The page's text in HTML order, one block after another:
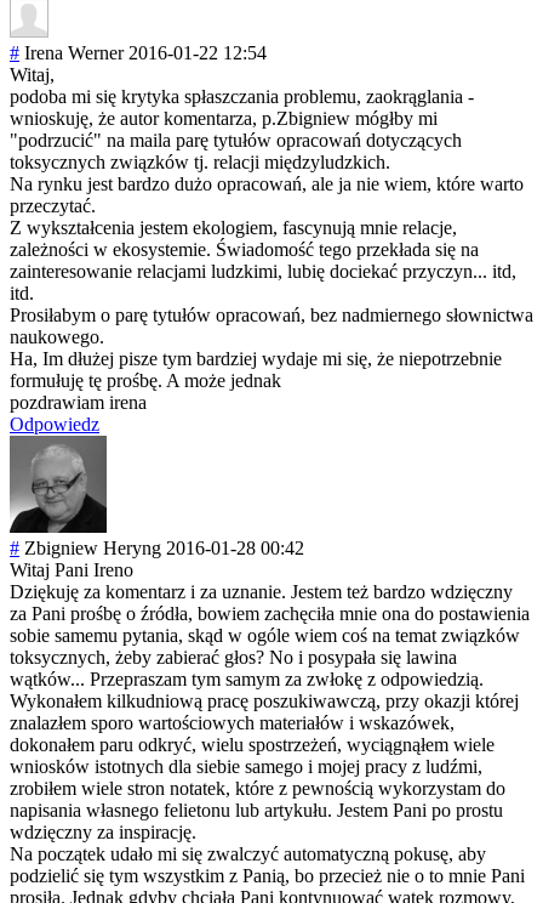
# Irena Werner 2016-01-22 12:54
Witaj,
podoba mi się krytyka spłaszczania problemu, zaokrąglania -
wnioskuję, że autor komentarza, p.Zbigniew mógłby mi
"podrzucić" na maila parę tytułów opracowań dotyczących
toksycznych związków tj. relacji międzyludzkich.
Na rynku jest bardzo dużo opracowań, ale ja nie wiem, które warto
przeczytać.
Z wykształcenia jestem ekologiem, fascynują mnie relacje,
zależności w ekosystemie. Świadomość tego przekłada się na
zainteresowanie relacjami ludzkimi, lubię dociekać przyczyn... itd,
itd.
Prosiłabym o parę tytułów opracowań, bez nadmiernego słownictwa
naukowego.
Ha, Im dłużej pisze tym bardziej wydaje mi się, że niepotrzebnie
formułuję tę prośbę. A może jednak
pozdrawiam irena
Odpowiedz
# Zbigniew Heryng 2016-01-28 00:42
Witaj Pani Ireno
Dziękuję za komentarz i za uznanie. Jestem też bardzo wdzięczny
za Pani prośbę o źródła, bowiem zachęciła mnie ona do postawienia
sobie samemu pytania, skąd w ogóle wiem coś na temat związków
toksycznych, żeby zabierać głos? No i posypała się lawina
wątków... Przepraszam tym samym za zwłokę z odpowiedzią.
Wykonałem kilkudniową pracę poszukiwawczą, przy okazji której
znalazłem sporo wartościowych materiałów i wskazówek,
dokonałem paru odkryć, wielu spostrzeżeń, wyciągnąłem wiele
wniosków istotnych dla siebie samego i mojej pracy z ludźmi,
zrobiłem wiele stron notatek, które z pewnością wykorzystam do
napisania własnego felietonu lub artykułu. Jestem Pani po prostu
wdzięczny za inspirację.
Na początek udało mi się zwalczyć automatyczną pokusę, aby
podzielić się tym wszystkim z Panią, bo przecież nie o to mnie Pani
prosiła. Jednak gdyby chciała Pani kontynuować wątek rozmowy,